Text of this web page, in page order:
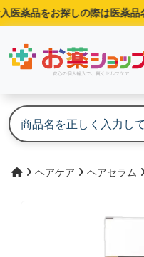
薬品をお探しの際は医薬品
ヘアケア ヘアセラム